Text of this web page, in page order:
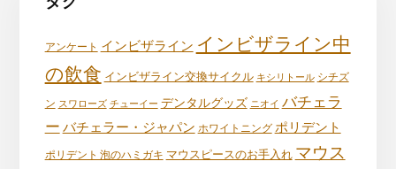
アンケート インビザライン インビザライン中
の飲食 インビザライン交換サイクル キシリトール シチズ
ン スワローズ チューイー デンタルグッズ ニオイ バチェラ
ー バチェラー・ジャパン ホワイトニング ポリデント
ポリデント 泡のハミガキ マウスピースのお手入れ マウス